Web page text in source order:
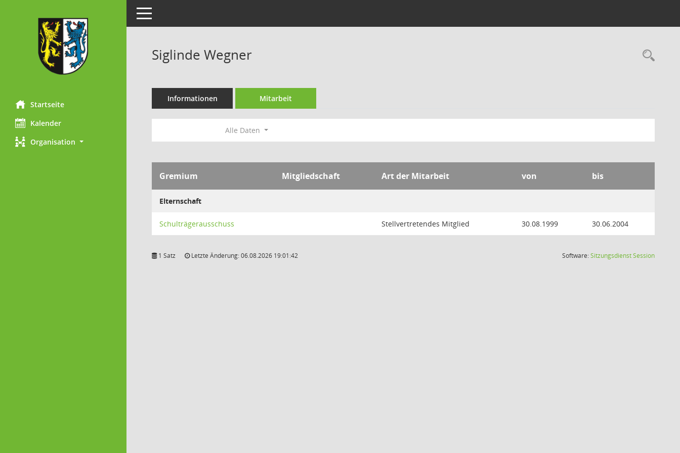
Startseite
Kalender
Organisation
Toggle navigation
Siglinde Wegner
Informationen Mitarbeit
Alle Daten
Gremium Mitgliedschaft Art der Mitarbeit von bis
Elternschaft
Schulträgerausschuss Stellvertretendes Mitglied 30.08.1999 30.06.2004
1 Satz Letzte Änderung: 06.08.2026 19:01:42 Software:SitzungsdienstSession(Wird in